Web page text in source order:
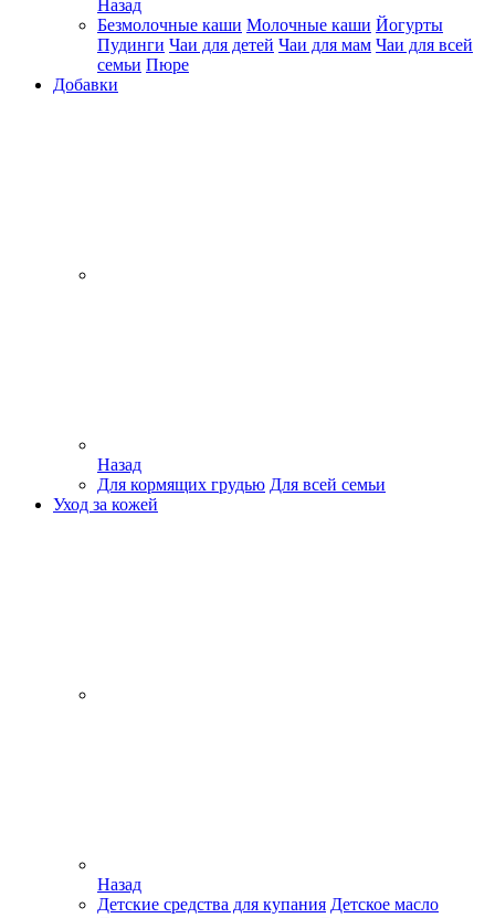
Назад
Безмолочные каши Молочные каши Йогурты
Пудинги Чаи для детей Чаи для мам Чаи для всей
семьи Пюре
Добавки
Назад
Для кормящих грудью Для всей семьи
Уход за кожей
Назад
Детские средства для купания Детское масло